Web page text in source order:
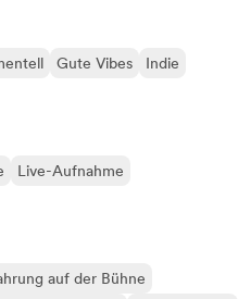
Gute Vibes
Indie
Live-Aufnahme
auf der Bühne